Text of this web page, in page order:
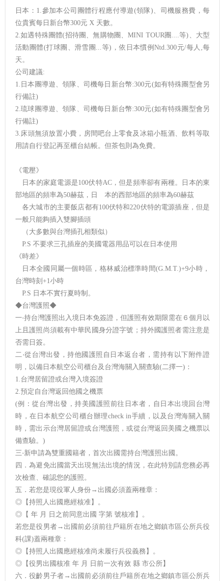
日本：1.參加本公司團體行程應付導遊(領隊)、司機服務費，每
位貴賓每日新台幣300元 X 天數。
2.如遇特殊團體(招待團、無購物團、MINI TOUR團....等)、大型
活動團體(打球團、滑雪團...等)，依日本慣例Ntd.300元/每人,每
天。
公司建議:
1.日本團導遊、領隊、司機每日新台幣:300元(如有特殊團型會另
行備註)
2.琉球團導遊、領隊、司機每日新台幣:300元(如有特殊團型會另
行備註)
3.床頭無須放置小費，房間吧台上零食及冰箱小瓶酒、飲料等取
用請自行登記再至櫃台結帳。但茶包則為免費。
《電壓》
日本的家庭電源是100伏特AC，但是頻率卻有兩種。日本的東
部地區的頻率為50赫茲，日 本的西部地區的頻率為60赫茲
各大城市的主要飯店都有100伏特和220伏特的電源插座，但是
一般只能夠插入雙腳插頭
（大多數與台灣插孔相類似）
P.S 不要求三孔插座的美國電器用品可以在日本使用
《時差》
日本全國同屬一個時區，格林威治標準時間(G.M.T.)+9小時，
台灣時刻+1小時
P.S 日本不實行夏時制。
◆台灣護照◆
一‧持台灣護照出入境日本免簽證，但護照有效期限需在６個月以
上且護照尚須載有中華民國身分證字號；持外國護照者需注意是
否需日簽。
二‧從台灣出發，持他國護照自日本返台者，需持有以下附件證
明，以備日本航空公司櫃台及台灣海關入關查驗(二擇一)：
1.台灣居留證或台灣入境簽證
2.預定自台灣返回他國之機票
(例：從台灣出發，持美國護照前往日本者，自日本出境回台灣
時，在日本航空公司櫃台辦理check in手續，以及台灣海關入關
時，需出示台灣居留證或台灣護照，或從台灣返回美國之機票以
備查驗。)
三‧新申請為雙重國籍者，首次出國需持台灣護照出國。
四．為避免出國當天出現無法出境的情況，在此特別請您務必再
次檢查、確認您的護照。
五．若您是現役軍人身份→出國必須蓋兩種章：
◎【持照人出國應經核准】。
◎【 年 月 日之前同意出國 字第 號核准】。
若您是役男者→出國前必須前往戶籍所在地之鄉鎮市區公所兵役
科(課)蓋兩種章：
◎【持照人出國應經核准尚未履行兵役義務】。
◎【役男出國核准 年 月 日前一次有效 縣 市公所】
六．役齡男子者→出國前必須前往戶籍所在地之鄉鎮市區公所兵